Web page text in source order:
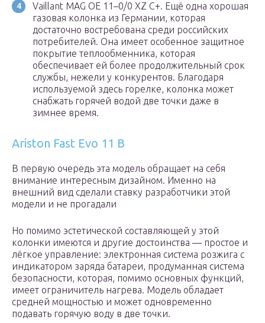
Vaillant MAG OE 11–0/0 XZ C+. Ещё одна хорошая
газовая колонка из Германии, которая
достаточно востребована среди российских
потребителей. Она имеет особенное защитное
покрытие теплообменника, которая
обеспечивает ей более продолжительный срок
службы, нежели у конкурентов. Благодаря
используемой здесь горелке, колонка может
снабжать горячей водой две точки даже в
зимнее время.
Ariston Fast Evo 11 B
В первую очередь эта модель обращает на себя
внимание интересным дизайном. Именно на
внешний вид сделали ставку разработчики этой
модели и не прогадали
Но помимо эстетической составляющей у этой
колонки имеются и другие достоинства — простое и
лёгкое управление: электронная система розжига с
индикатором заряда батареи, продуманная система
безопасности, которая, помимо основных функций,
имеет ограничитель нагрева. Модель обладает
средней мощностью и может одновременно
подавать горячую воду в две точки.